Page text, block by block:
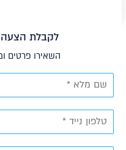
לקבלת
השאירו פרטים